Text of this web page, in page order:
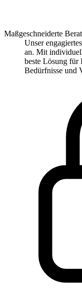
Maßgeschneiderte
Unser
an. Mit
beste Lösung für
Bedürfnisse und